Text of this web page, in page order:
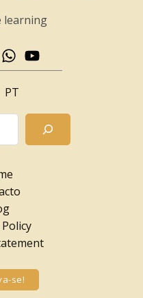
learning
PT
se!